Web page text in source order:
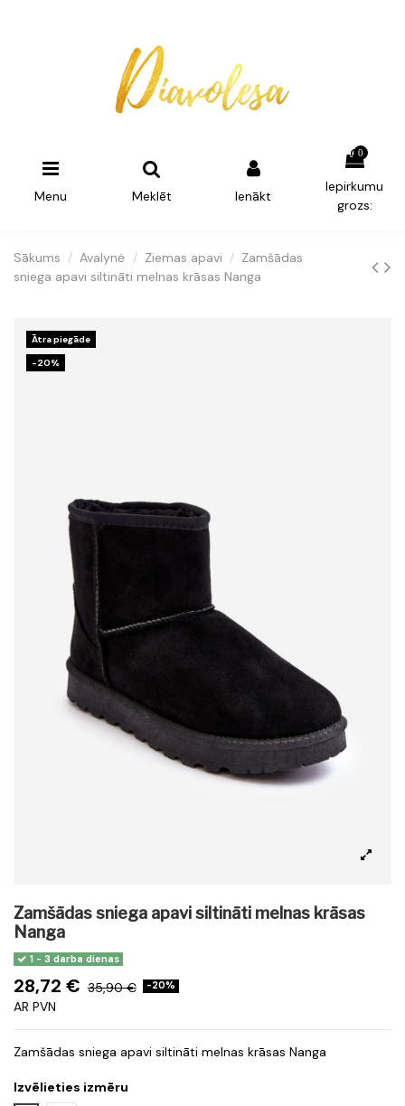
Menu Meklēt Ienākt
0
Iepirkumu
grozs:
Sākums Avalynė Ziemas apavi
Zamšādas
sniega apavi siltināti melnas krāsas Nanga
Ātra piegāde
-20%
Zamšādas sniega apavi siltināti melnas krāsas
Nanga
1 - 3 darba dienas
28,72 € 35,90 € -20%
AR PVN
Zamšādas sniega apavi siltināti melnas krāsas Nanga
Izvēlieties izmēru